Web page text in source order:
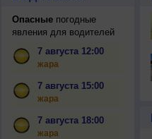
Опасныепогодные
явления для водителей
7 августа 12:00
жара
7 августа 15:00
жара
7 августа 18:00
жара